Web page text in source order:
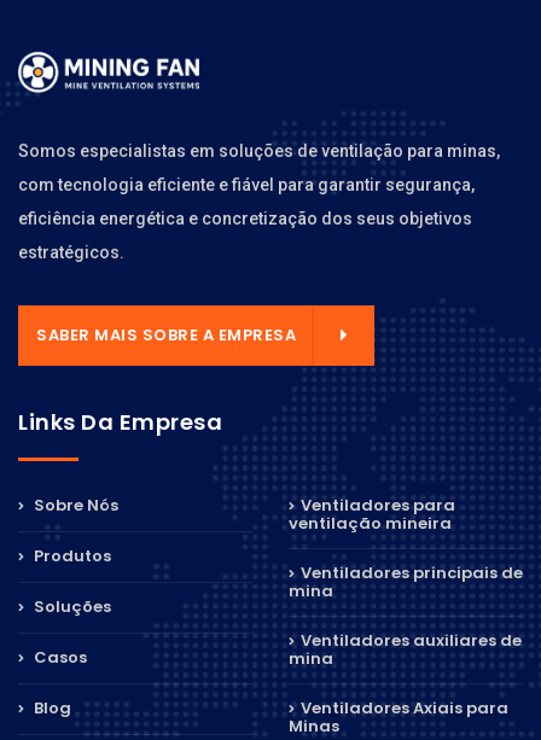
Somos especialistas em soluções de ventilação para minas,
com tecnologia eficiente e fiável para garantir segurança,
eficiência energética e concretização dos seus objetivos
estratégicos.
SABER MAIS SOBRE A EMPRESA
Links Da Empresa
Sobre Nós
Produtos
Soluções
Casos
Blog
Ventiladores para
ventilação mineira
Ventiladores principais de
mina
Ventiladores auxiliares de
mina
Ventiladores Axiais para
Minas